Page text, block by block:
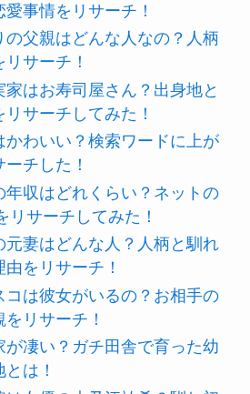
事情をリサーチ！
の父親はどんな人なの？人柄
サーチ！
家はお寿司屋さん？出身地と
サーチしてみた！
かわいい？検索ワードに上が
チした！
年収はどれくらい？ネットの
リサーチしてみた！
元妻はどんな人？人柄と馴れ
をリサーチ！
コは彼女がいるの？お相手の
リサーチ！
が凄い？ガチ田舎で育った幼
は！